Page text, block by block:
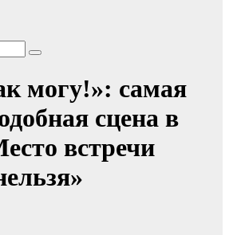
могу!»: самая
сцена в
встречи